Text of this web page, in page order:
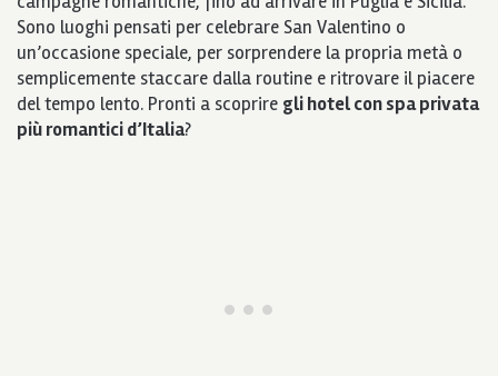
Sono luoghi pensati per celebrare San Valentino o
un’occasione speciale, per sorprendere la propria metà o
semplicemente staccare dalla routine e ritrovare il piacere
del tempo lento. Pronti a scoprire gli hotel con spa privata
più romantici d’Italia?